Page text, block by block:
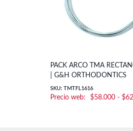
PACK ARCO TMA
| G&H ORTHODONTICS
SKU: TMTFL1616
$58.000 - $